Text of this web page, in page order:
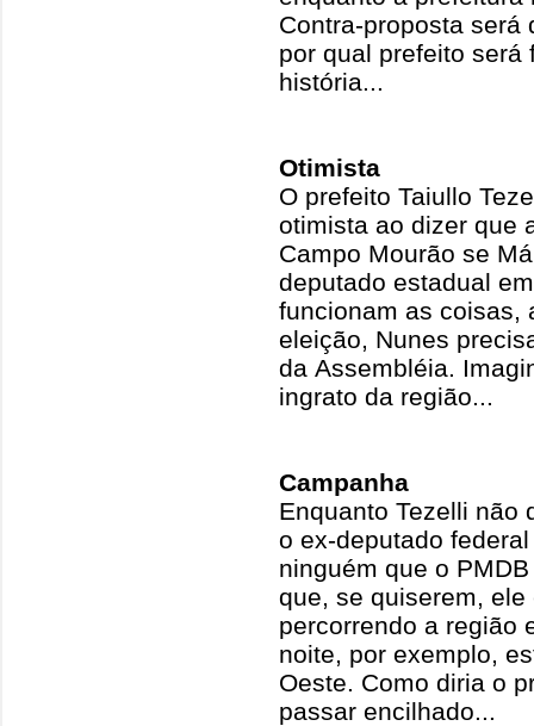
Contra-proposta será
por qual prefeito será
história...
Otimista
O prefeito Taiullo
otimista ao dizer que
Campo Mourão se
deputado estadual
funcionam as coisas,
eleição, Nunes
da Assembléia.
ingrato da região...
Campanha
Enquanto Tezelli não
o ex-deputado
ninguém que o
que, se quiserem,
percorrendo a região
noite, por exemplo,
Oeste. Como diria o
passar encilhado...